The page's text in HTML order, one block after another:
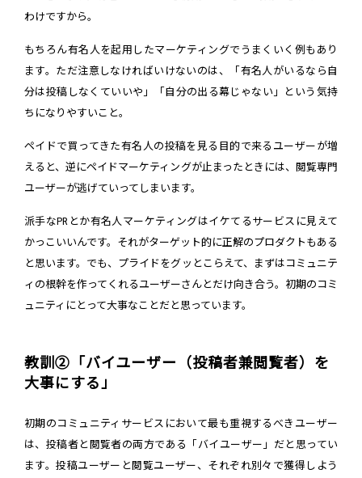
わけですから。
もちろん有名人を起用したマーケティングでうまくいく例もあり
ます。ただ注意しなければいけないのは、「有名人がいるなら自
分は投稿しなくていいや」「自分の出る幕じゃない」という気持
ちになりやすいこと。
ペイドで買ってきた有名人の投稿を見る目的で来るユーザーが増
えると、逆にペイドマーケティングが止まったときには、閲覧専門
ユーザーが逃げていってしまいます。
派手なPRとか有名人マーケティングはイケてるサービスに見えて
かっこいいんです。それがターゲット的に正解のプロダクトもある
と思います。でも、プライドをグッとこらえて、まずはコミュニテ
ィの根幹を作ってくれるユーザーさんとだけ向き合う。初期のコミ
ュニティにとって大事なことだと思っています。
教訓②「バイユーザー（投稿者兼閲覧者）を
大事にする」
初期のコミュニティサービスにおいて最も重視するべきユーザー
は、投稿者と閲覧者の両方である「バイユーザー」だと思ってい
ます。投稿ユーザーと閲覧ユーザー、それぞれ別々で獲得しよう